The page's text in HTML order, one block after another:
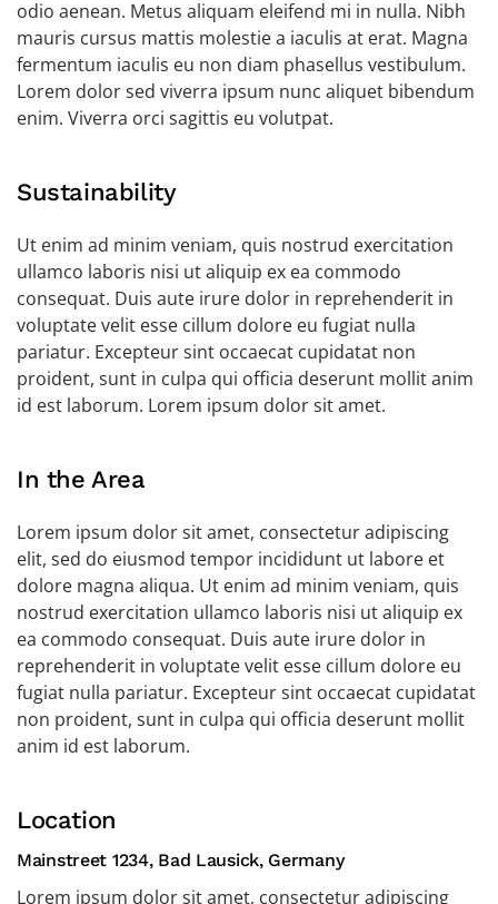
odio aenean. Metus aliquam eleifend mi in nulla. Nibh
mauris cursus mattis molestie a iaculis at erat. Magna
fermentum iaculis eu non diam phasellus vestibulum.
Lorem dolor sed viverra ipsum nunc aliquet bibendum
enim. Viverra orci sagittis eu volutpat.
Sustainability
Ut enim ad minim veniam, quis nostrud exercitation
ullamco laboris nisi ut aliquip ex ea commodo
consequat. Duis aute irure dolor in reprehenderit in
voluptate velit esse cillum dolore eu fugiat nulla
pariatur. Excepteur sint occaecat cupidatat non
proident, sunt in culpa qui officia deserunt mollit anim
id est laborum. Lorem ipsum dolor sit amet.
In the Area
Lorem ipsum dolor sit amet, consectetur adipiscing
elit, sed do eiusmod tempor incididunt ut labore et
dolore magna aliqua. Ut enim ad minim veniam, quis
nostrud exercitation ullamco laboris nisi ut aliquip ex
ea commodo consequat. Duis aute irure dolor in
reprehenderit in voluptate velit esse cillum dolore eu
fugiat nulla pariatur. Excepteur sint occaecat cupidatat
non proident, sunt in culpa qui officia deserunt mollit
anim id est laborum.
Location
Mainstreet 1234, Bad Lausick, Germany
Lorem ipsum dolor sit amet, consectetur adipiscing